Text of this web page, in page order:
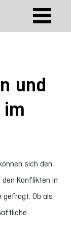
und
sich den
Konflikten in
gefragt. Ob als